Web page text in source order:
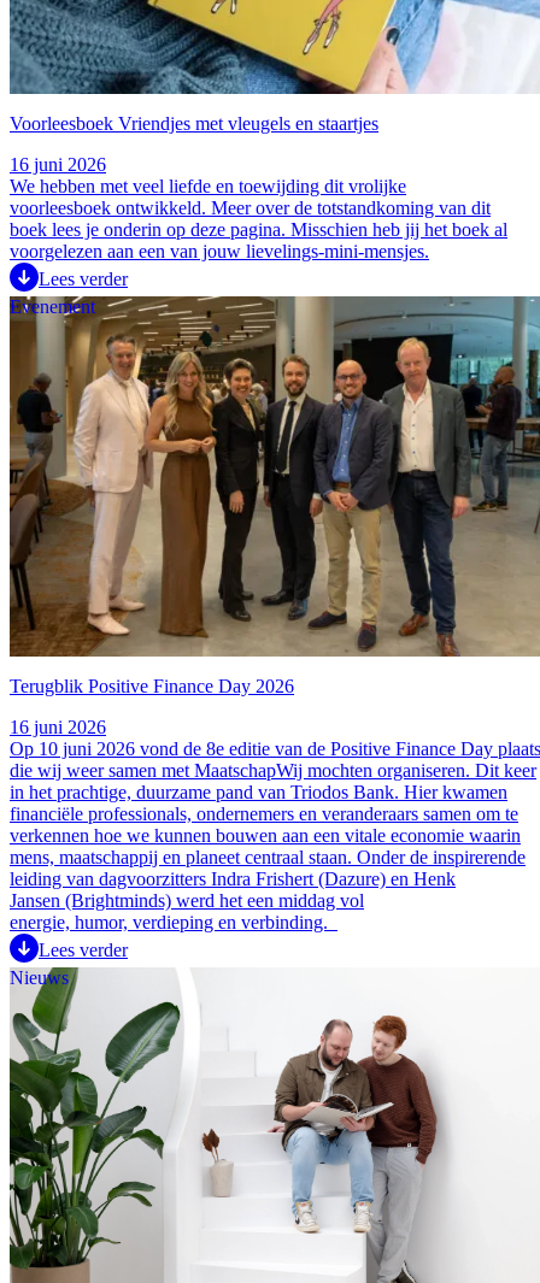
Voorleesboek Vriendjes met vleugels en staartjes
16 juni 2026
We hebben met veel liefde en toewijding dit vrolijke
voorleesboek ontwikkeld. Meer over de totstandkoming van dit
boek lees je onderin op deze pagina. Misschien heb jij het boek al
voorgelezen aan een van jouw lievelings-mini-mensjes.
Lees verder
Evenement
Terugblik Positive Finance Day 2026
16 juni 2026
Op 10 juni 2026 vond de 8e editie van de Positive Finance Day
die wij weer samen met MaatschapWij mochten organiseren. Dit keer
in het prachtige, duurzame pand van Triodos Bank. Hier kwamen
financiële professionals, ondernemers en veranderaars samen om te
verkennen hoe we kunnen bouwen aan een vitale economie waarin
mens, maatschappij en planeet centraal staan. Onder de inspirerende
leiding van dagvoorzitters Indra Frishert (Dazure) en Henk
Jansen (Brightminds) werd het een middag vol
energie, humor, verdieping en verbinding.
Lees verder
Nieuws